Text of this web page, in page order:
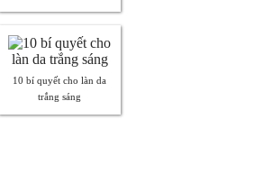
10 bí quyết cho làn da
trắng sáng